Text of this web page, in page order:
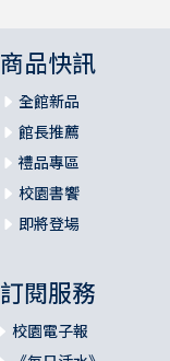
商品快訊
全館新品
館長推薦
禮品專區
校園書饗
即將登場
訂閱服務
校園電子報